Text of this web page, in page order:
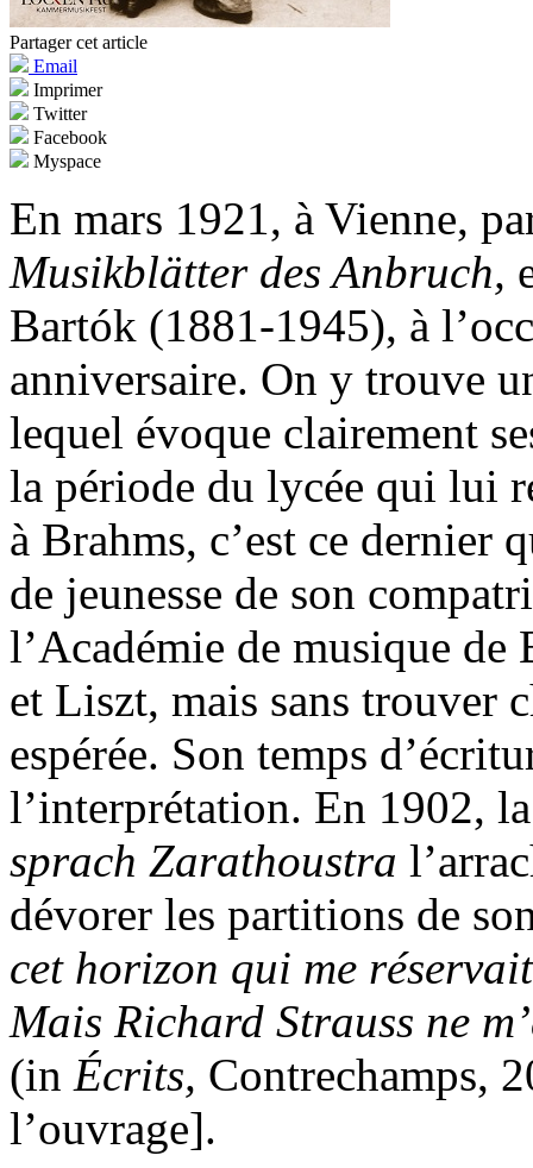
Partager cet article
Email
Imprimer
Twitter
Facebook
Myspace
En mars 1921, à Vienne,
Musikblätter des Anbruch,
Bartók (1881-1945), à
anniversaire. On y trouve
lequel évoque clairement
la période du lycée qui lui
à Brahms, c’est ce dernier
de jeunesse de son
l’Académie de musique de
et Liszt, mais sans trouver
espérée. Son temps
l’interprétation. En 1902,
sprach Zarathoustra
dévorer les partitions de
cet horizon qui me
Mais Richard Strauss ne
(in Écrits, Contrechamps,
l’ouvrage].